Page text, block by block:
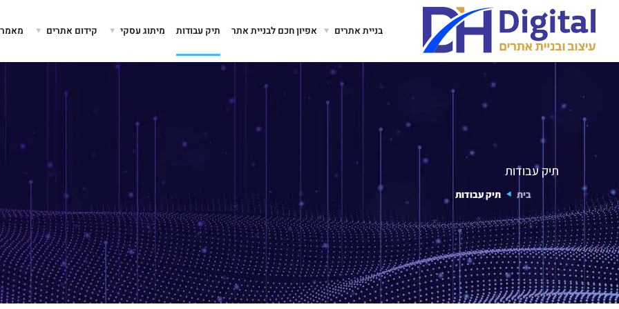
בניית אתרים אפיון חכם לבניית אתר תיק עבודות מיתוג עסקי קידום אתרים
תיק עבודות
בית תיק עבודות